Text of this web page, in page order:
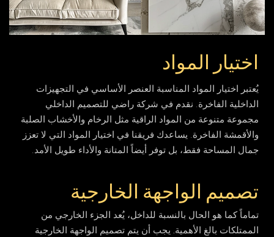
اختيار المواد
يُعتبر اختيار المواد المناسبة العنصر الأساسي في التجهيزات
الداخلية الفاخرة. نقدم في شركة راضي للتصميم الداخلي
مجموعة متنوعة من المواد الراقية مثل الرخام والأخشاب الصلبة
والأقمشة الفاخرة. يساعدك فريقنا في اختيار المواد التي لا تعزز
جمال المساحة فقط، بل توفر أيضاً المتانة والأداء طويل الأمد.
تصميم الواجهة الخارجية
تماماً كما هو الحال بالنسبة للداخل، يُعد الجزء الخارجي من
الممتلكات بالغ الأهمية. يجب أن يتم تصميم الواجهة الخارجية